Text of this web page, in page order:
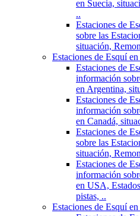
en Suecia,
..
Estaciones de
sobre las
situación,
Estaciones de Esquí
Estaciones de
información
en Argentina,
Estaciones de
información
en Canadá,
Estaciones de
sobre las
situación,
Estaciones de
información
en USA,
pistas, ..
Estaciones de Esquí